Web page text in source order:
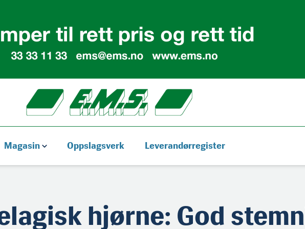
Magasin Oppslagsverk Leverandørregister
hjørne: God